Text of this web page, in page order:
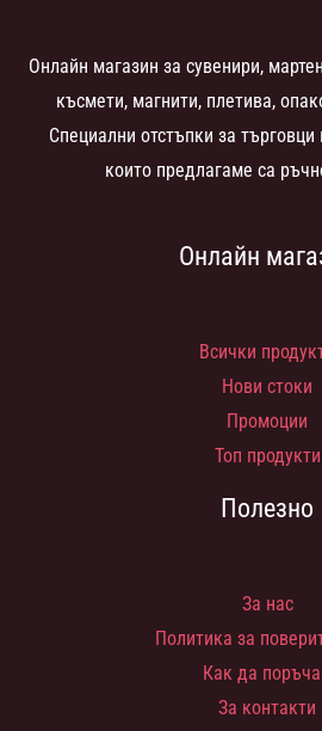
Онлайн магазин за сувенири,
късмети, магнити, плетива,
Специални отстъпки за
които предлагаме са
Онлайн
Всички
Нови стоки
Промоции
Топ продукти
Полезно
За нас
Политика за
Как да
За контакти